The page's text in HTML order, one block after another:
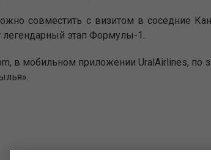
совместить с визитом в соседние
этап Формулы-1.
в мобильном приложении UralAirlines, по